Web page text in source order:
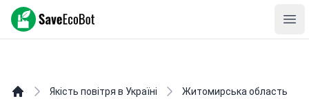
SaveEcoBot
Якість повітря в Україні
Житомирська область